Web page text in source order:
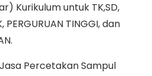
Kurikulum untuk TK,SD,
PERGURUAN TINGGI, dan
Percetakan Sampul